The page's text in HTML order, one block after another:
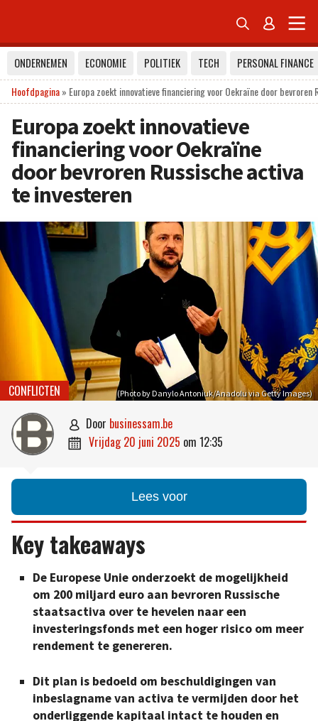
 
ONDERNEMEN ECONOMIE POLITIEK TECH
PERSONAL FINANCE
Hoofdpagina» Europa zoekt innovatieve financiering voor Oekraïne door bevroren
Europa zoekt innovatieve
financiering voor Oekraïne
door bevroren Russische activa
te investeren
(Photo by Danylo Antoniuk/Anadolu via Getty Images)
CONFLICTEN
 door businessam.be
 vrijdag 20 juni 2025 om 12:35
Lees voor
Key takeaways
De Europese Unie onderzoekt de mogelijkheid
om 200 miljard euro aan bevroren Russische
staatsactiva over te hevelen naar een
investeringsfonds met een hoger risico om meer
rendement te genereren.
Dit plan is bedoeld om beschuldigingen van
inbeslagname van activa te vermijden door het
onderliggende kapitaal intact te houden en